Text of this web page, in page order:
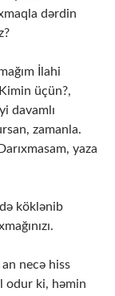
dərdin
İlahi
üçün?,
davamlı
zamanla.
yaza
köklənib
necə hiss
odur ki, həmin